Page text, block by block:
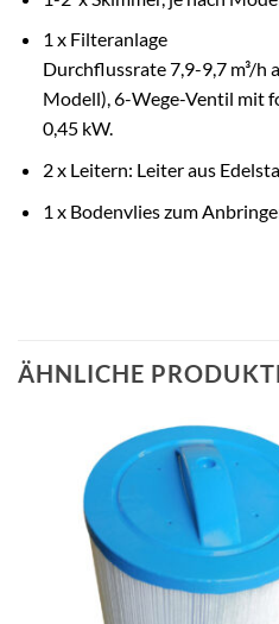
1 x Filteranlage
Durchflussrate 7,9-9,7 m³/h
Modell), 6-Wege-Ventil mit
0,45 kW.
2 x Leitern: Leiter aus
1 x Bodenvlies zum
ÄHNLICHE